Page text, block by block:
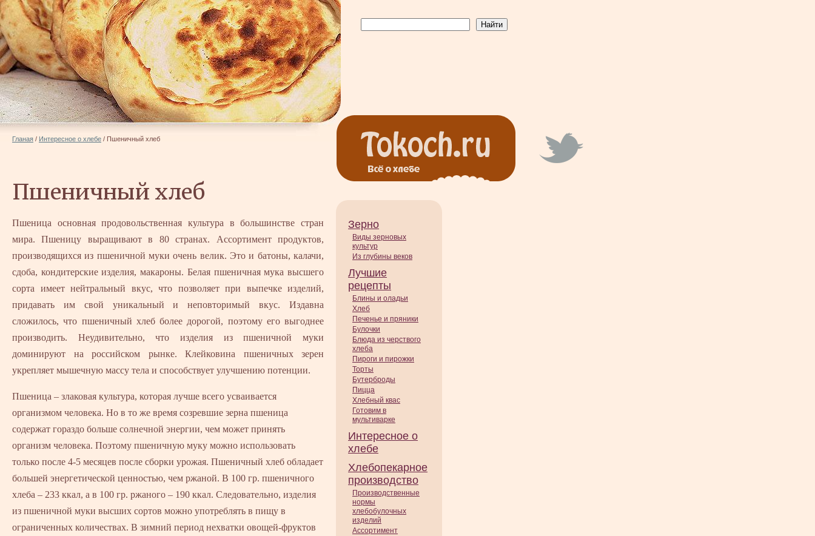
Гланая / Интересное о хлебе / Пшеничный хлеб
Пшеничный хлеб
Пшеница основная продовольственная культура в большинстве стран
мира. Пшеницу выращивают в 80 странах. Ассортимент продуктов,
производящихся из пшеничной муки очень велик. Это и батоны, калачи,
сдоба, кондитерские изделия, макароны. Белая пшеничная мука высшего
сорта имеет нейтральный вкус, что позволяет при выпечке изделий,
придавать им свой уникальный и неповторимый вкус. Издавна
сложилось, что пшеничный хлеб более дорогой, поэтому его выгоднее
производить. Неудивительно, что изделия из пшеничной муки
доминируют на российском рынке. Клейковина пшеничных зерен
укрепляет мышечную массу тела и способствует улучшению потенции.
Пшеница – злаковая культура, которая лучше всего усваивается
организмом человека. Но в то же время созревшие зерна пшеница
содержат гораздо больше солнечной энергии, чем может принять
организм человека. Поэтому пшеничную муку можно использовать
только после 4-5 месяцев после сборки урожая. Пшеничный хлеб обладает
большей энергетической ценностью, чем ржаной. В 100 гр. пшеничного
хлеба – 233 ккал, а в 100 гр. ржаного – 190 ккал. Следовательно, изделия
из пшеничной муки высших сортов можно употреблять в пищу в
ограниченных количествах. В зимний период нехватки овощей-фруктов
Зерно
Виды зерновых
культур
Из глубины веков
Лучшие
рецепты
Блины и оладьи
Хлеб
Печенье и пряники
Булочки
Блюда из черствого
хлеба
Пироги и пирожки
Торты
Бутерброды
Пицца
Хлебный квас
Готовим в
мультиварке
Интересное о
хлебе
Хлебопекарное
производство
Производственные
нормы
хлебобулочных
изделий
Ассортимент